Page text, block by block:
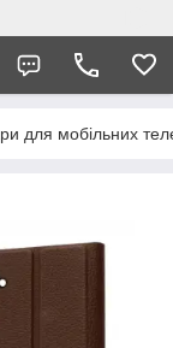
для мобільних